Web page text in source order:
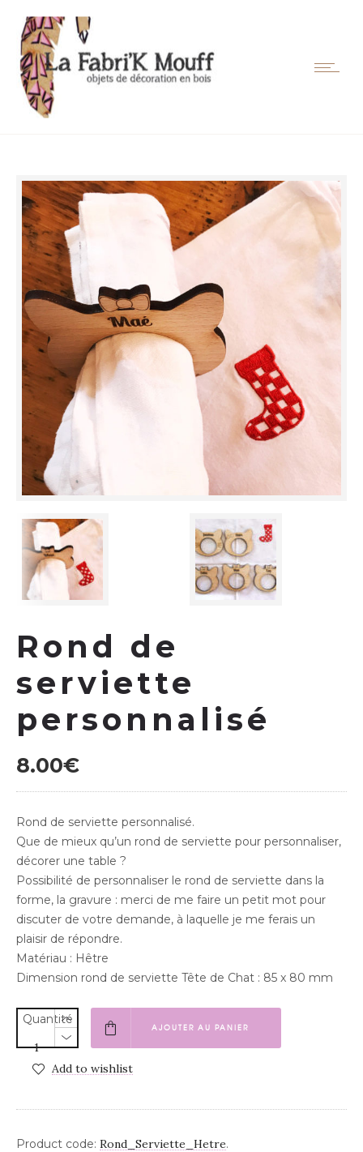
Rond de
serviette
personnalisé
8.00€
Rond de serviette personnalisé.
Que de mieux qu’un rond de serviette pour personnaliser,
décorer une table ?
Possibilité de personnaliser le rond de serviette dans la
forme, la gravure : merci de me faire un petit mot pour
discuter de votre demande, à laquelle je me ferais un
plaisir de répondre.
Matériau : Hêtre
Dimension rond de serviette Tête de Chat : 85 x 80 mm
Quantité
AJOUTER AU PANIER
Add to wishlist
Product code: Rond_Serviette_Hetre.